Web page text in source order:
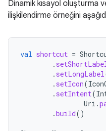
Dinamik kısayol oluşturma
ilişkilendirme örneğini
val shortcut =
.
. setLongLabel
. setIcon(
. setIntent(
Uri .
.build()